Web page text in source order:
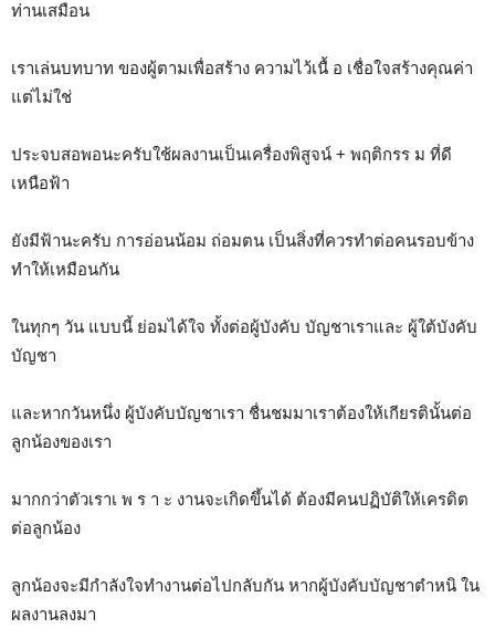
ท่านเสมือน
เราเล่นบทบาท ของผู้ตามเพื่อสร้าง ความไว้เนื้ อ เชื่อใจสร้างคุณค่า
แต่ไม่ใช่
ประจบสอพอนะครับใช้ผลงานเป็นเครื่องพิสูจน์ + พฤติกรร ม ที่ดี
เหนือฟ้า
ยังมีฟ้านะครับ การอ่อนน้อม ถ่อมตน เป็นสิ่งที่ควรทำต่อคนรอบข้าง
ทำให้เหมือนกัน
ในทุกๆ วัน แบบนี้ ย่อมได้ใจ ทั้งต่อผู้บังคับ บัญชาเราและ ผู้ใต้บังคับ
บัญชา
และหากวันหนึ่ง ผู้บังคับบัญชาเรา ชื่นชมมาเราต้องให้เกียรตินั้นต่อ
ลูกน้องของเรา
มากกว่าตัวเราเ พ ร า ะ งานจะเกิดขึ้นได้ ต้องมีคนปฏิบัติให้เครดิต
ต่อลูกน้อง
ลูกน้องจะมีกำลังใจทำงานต่อไปกลับกัน หากผู้บังคับบัญชาตำหนิ ใน
ผลงานลงมา